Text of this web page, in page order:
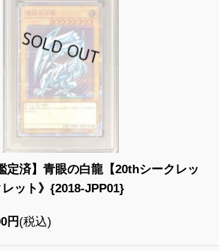
定済】青眼の白龍【20thシークレッ
レット》{2018-JPP01}
円 (税込)